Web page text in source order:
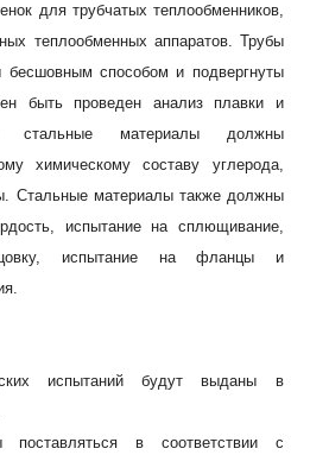
для трубчатых теплообменников,
теплообменных аппаратов. Трубы
бесшовным способом и подвергнуты
быть проведен анализ плавки и
стальные материалы должны
химическому составу углерода,
Стальные материалы также должны
испытание на сплющивание,
испытание на фланцы и
испытаний будут выданы в
в соответствии с